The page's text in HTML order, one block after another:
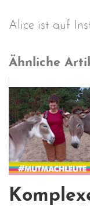
Alice ist auf
Ähnliche